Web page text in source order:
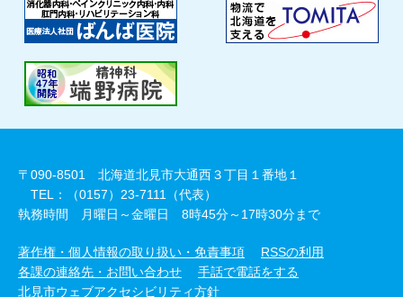
〒090-8501 北海道北見市大通西３丁目１番地１
TEL：（0157）23-7111（代表）
執務時間 月曜日～金曜日 8時45分～17時30分まで
著作権・個人情報の取り扱い・免責事項
RSSの利用
各課の連絡先・お問い合わせ
手話で電話をする
北見市ウェブアクセシビリティ方針